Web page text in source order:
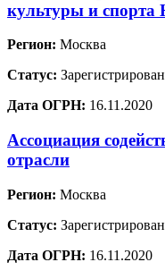
культуры и
Регион: Москва
Статус:
Дата ОГРН: 16.11.2020
Ассоциация
отрасли
Регион: Москва
Статус:
Дата ОГРН: 16.11.2020